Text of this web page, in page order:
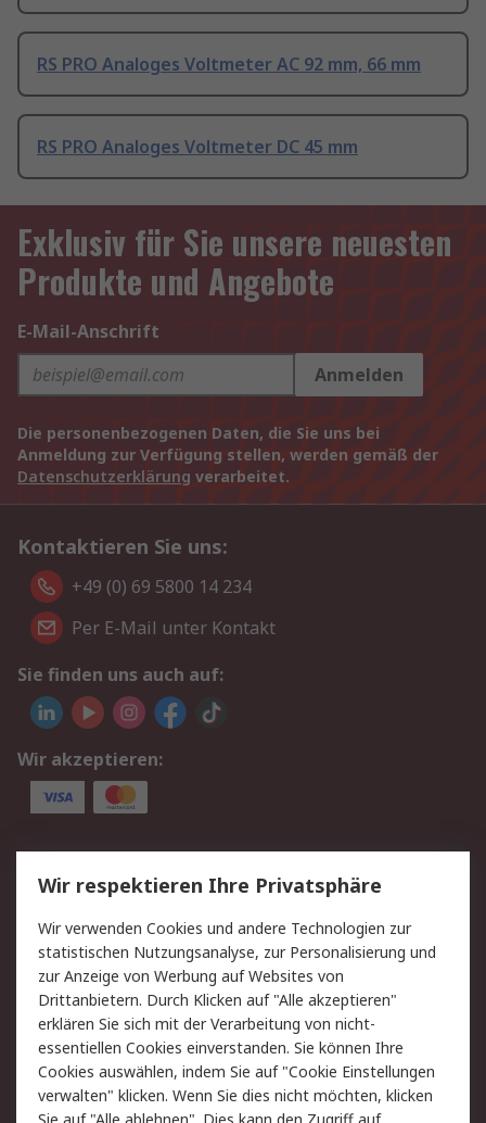
RS PRO Analoges Voltmeter AC 92 mm, 66 mm
RS PRO Analoges Voltmeter DC 45 mm
Exklusiv für Sie unsere neuesten
Produkte und Angebote
E-Mail-Anschrift
Anmelden
Die personenbezogenen Daten, die Sie uns bei
Anmeldung zur Verfügung stellen, werden gemäß der
Datenschutzerklärung verarbeitet.
Kontaktieren Sie uns:
+49 (0) 69 5800 14 234
Per E-Mail unter Kontakt
Sie finden uns auch auf:
Wir akzeptieren:
Service
Value Added Services
Lieferlösungen
Rücksendungen
Kontakt
Hilfe
Privatkunden
Rechtliches
AGB
Datenschutz
Cookie-Richtlinie
Zahlungsbedingungen
Copyright/Impressum
Entsorgung
Wir respektieren Ihre Privatsphäre
Wir verwenden Cookies und andere Technologien zur
statistischen Nutzungsanalyse, zur Personalisierung und
zur Anzeige von Werbung auf Websites von
Drittanbietern. Durch Klicken auf "Alle akzeptieren"
erklären Sie sich mit der Verarbeitung von nicht-
essentiellen Cookies einverstanden. Sie können Ihre
Cookies auswählen, indem Sie auf "Cookie Einstellungen
verwalten" klicken. Wenn Sie dies nicht möchten, klicken